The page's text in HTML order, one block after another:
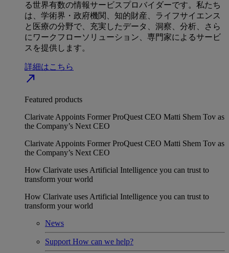
る世界有数の情報サービスプロバイダーです。私たち
は、学術界・政府機関、知的財産、ライフサイエンス
と医療の分野で、充実したデータ、洞察、分析、さら
にワークフローソリューション、専門家によるサービ
スを提供します。
詳細はこちら
north_east
Featured products
Clarivate Appoints Former ProQuest CEO Matti Shem Tov as
the Company’s Next CEO
Clarivate Appoints Former ProQuest CEO Matti Shem Tov as
the Company’s Next CEO
How Clarivate uses Artificial Intelligence you can trust to
transform your world
How Clarivate uses Artificial Intelligence you can trust to
transform your world
News
Support How can we help?